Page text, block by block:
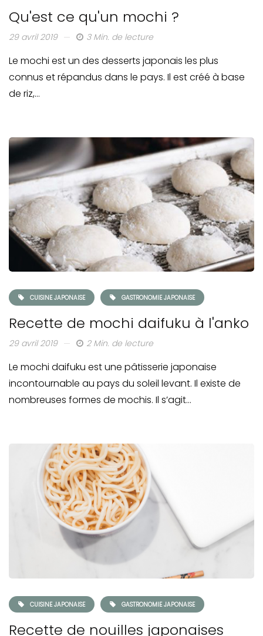
Qu'est ce qu'un mochi ?
29 avril 2019 3 Min. de lecture
Le mochi est un des desserts japonais les plus
connus et répandus dans le pays. Il est créé à base
de riz,…
CUISINE JAPONAISE GASTRONOMIE JAPONAISE
Recette de mochi daifuku à l'anko
29 avril 2019 2 Min. de lecture
Le mochi daifuku est une pâtisserie japonaise
incontournable au pays du soleil levant. Il existe de
nombreuses formes de mochis. Il s’agit…
CUISINE JAPONAISE GASTRONOMIE JAPONAISE
Recette de nouilles japonaises